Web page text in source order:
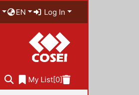
EN Log In
My List[0]